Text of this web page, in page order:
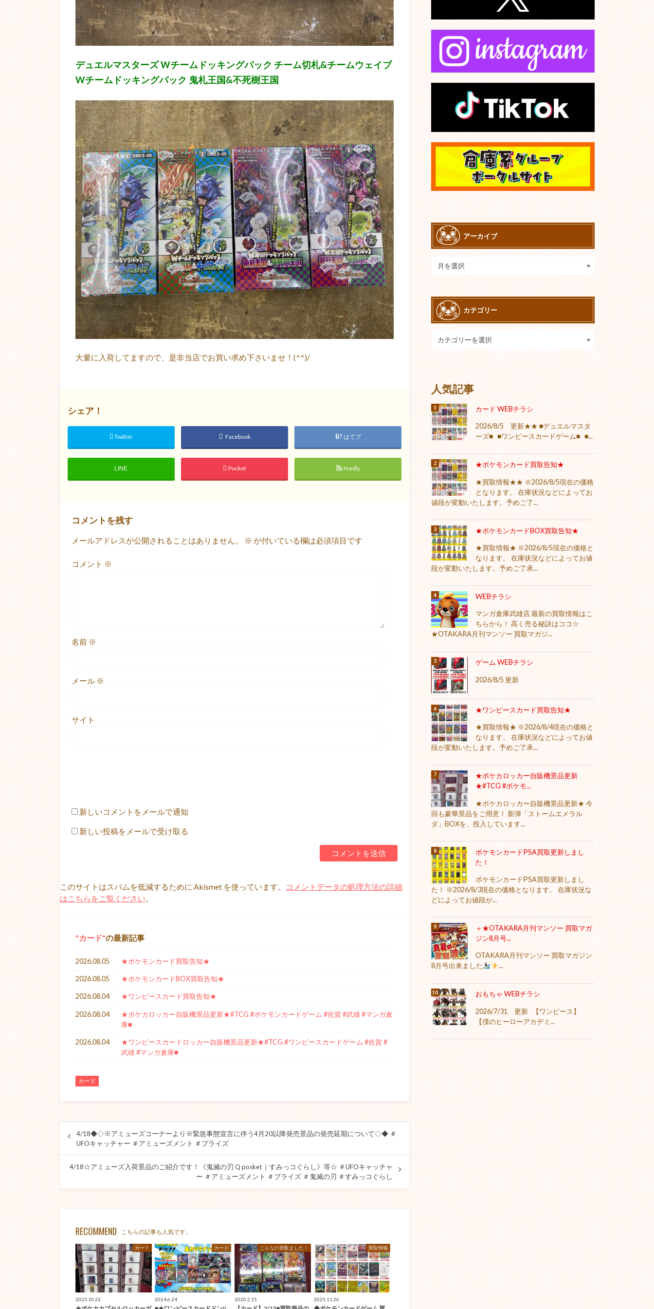
デュエルマスターズ Wチームドッキングパック チーム切札&チームウェイブ
Wチームドッキングパック 鬼札王国&不死樹王国
大量に入荷してますので、是非当店でお買い求め下さいませ！(^^)/
シェア！
Twitter Facebook はてブ
LINE Pocket feedly
コメントを残す
メールアドレスが公開されることはありません。 ※ が付いている欄は必須項目です
コメント ※
名前 ※
メール ※
サイト
新しいコメントをメールで通知
新しい投稿をメールで受け取る
このサイトはスパムを低減するために Akismet を使っています。
コメントデータの処理方法の詳細
はこちらをご覧ください。
カード の最新記事
2026.08.05 ★ポケモンカード買取告知★
2026.08.05 ★ポケモンカードBOX買取告知★
2026.08.04 ★ワンピースカード買取告知★
2026.08.04
★ポケカロッカー自販機景品更新★#TCG #ポケモンカードゲーム #佐賀 #武雄 #マンガ倉
庫■
2026.08.04
★ワンピースカードロッカー自販機景品更新★#TCG #ワンピースカードゲーム #佐賀 #
武雄 #マンガ倉庫■
カード
4/18◆◇※アミューズコーナーより※緊急事態宣言に伴う4月20以降発売景品の発売延期について◇◆ ＃
UFOキャッチャー ＃アミューズメント ＃プライズ
4/18☆アミューズ入荷景品のご紹介です！《鬼滅の刃 Q posket｜すみっコぐらし》等☆ ＃UFOキャッチャ
ー ＃アミューズメント ＃プライズ ＃鬼滅の刃 ＃すみっコぐらし
RECOMMEND こちらの記事も人気です。
カード
2023.10.22
カード
2024.6.24
こんなの買取ました！
2020.2.15
買取情報
2025.11.26
アーカイブ
カテゴリー
人気記事
カード WEBチラシ
2026/8/5 更新★★ ■デュエルマスタ
ーズ■ ■ワンピースカードゲーム■ ■...
★ポケモンカード買取告知★
★買取情報★★ ※2026/8/5現在の価格
となります。 在庫状況などによってお
値段が変動いたします。予めご了...
★ポケモンカードBOX買取告知★
★買取情報★ ※2026/8/5現在の価格と
なります。 在庫状況などによってお値
段が変動いたします。予めご了承...
WEBチラシ
マンガ倉庫武雄店 最新の買取情報はこ
ちらから！ 高く売る秘訣はココ☆
★OTAKARA月刊マンソー 買取マガジ...
ゲーム WEBチラシ
2026/8/5 更新
★ワンピースカード買取告知★
★買取情報★ ※2026/8/4現在の価格と
なります。 在庫状況などによってお値
段が変動いたします。予めご了承...
★ポケカロッカー自販機景品更新
★#TCG #ポケモ...
★ポケカロッカー自販機景品更新★ 今
回も豪華景品をご用意！ 新弾「ストームエメラル
ダ」BOXを、投入しています...
ポケモンカードPSA買取更新しまし
た！
ポケモンカードPSA買取更新しまし
た！ ※2026/8/3現在の価格となります。 在庫状況な
どによってお値段が...
＋★OTAKARA月刊マンソー 買取マガ
ジン8月号...
OTAKARA月刊マンソー 買取マガジン
8月号出来ました
...
おもちゃ WEBチラシ
2026/7/31 更新 【ワンピース】
【僕のヒーローアカデミ...